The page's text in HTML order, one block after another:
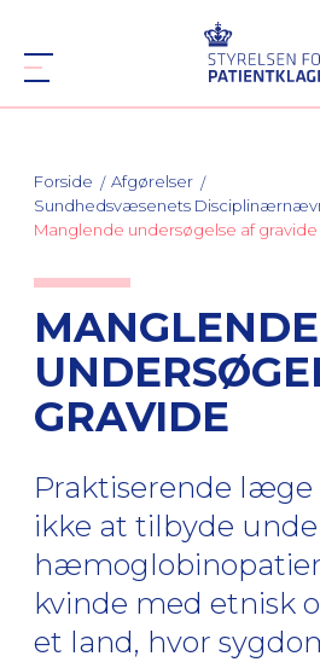
Forside
Afgørelser
Sundhedsvæsenets
Manglende undersøgelse af gravide
MANGLENDE
GRAVIDE
Praktiserende
ikke at tilbyde
kvinde med etnisk
et land, hvor